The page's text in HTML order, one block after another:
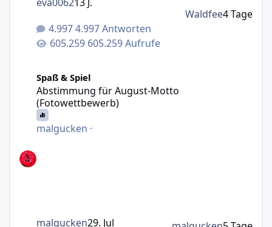
4.997 Antworten
605.259 Aufrufe
Waldfee4 Tage
Spaß & Spiel
Abstimmung für August-Motto
(Fotowettbewerb)
malgucken ·
malgucken29. Jul